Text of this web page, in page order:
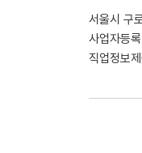
서울시 구
사업자등
직업정보